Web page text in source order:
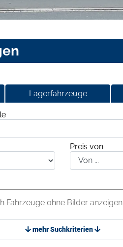
Lagerfahrzeuge
Preis von
Fahrzeuge ohne Bilder anzeigen
mehr Suchkriterien